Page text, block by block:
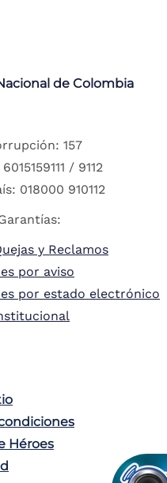
de Colombia
157
/ 9112
018000 910112
y Reclamos
por aviso
por estado electrónico
Héroes